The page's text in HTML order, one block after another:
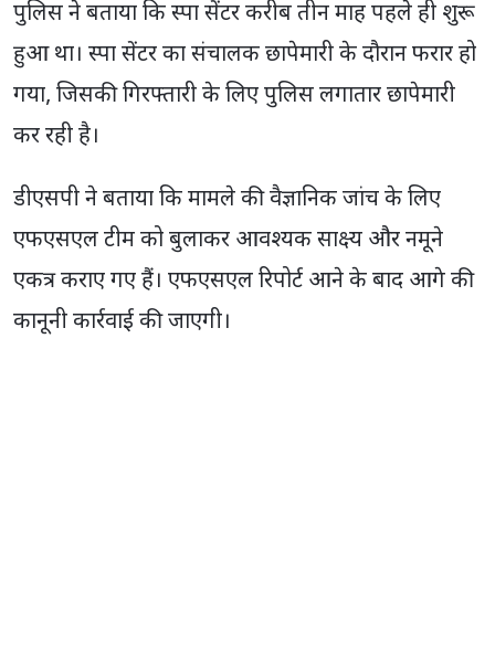
पुलिस ने बताया कि स्पा सेंटर करीब तीन माह पहले ही शुरू
हुआ था। स्पा सेंटर का संचालक छापेमारी के दौरान फरार हो
गया, जिसकी गिरफ्तारी के लिए पुलिस लगातार छापेमारी
कर रही है।
डीएसपी ने बताया कि मामले की वैज्ञानिक जांच के लिए
एफएसएल टीम को बुलाकर आवश्यक साक्ष्य और नमूने
एकत्र कराए गए हैं। एफएसएल रिपोर्ट आने के बाद आगे की
कानूनी कार्रवाई की जाएगी।